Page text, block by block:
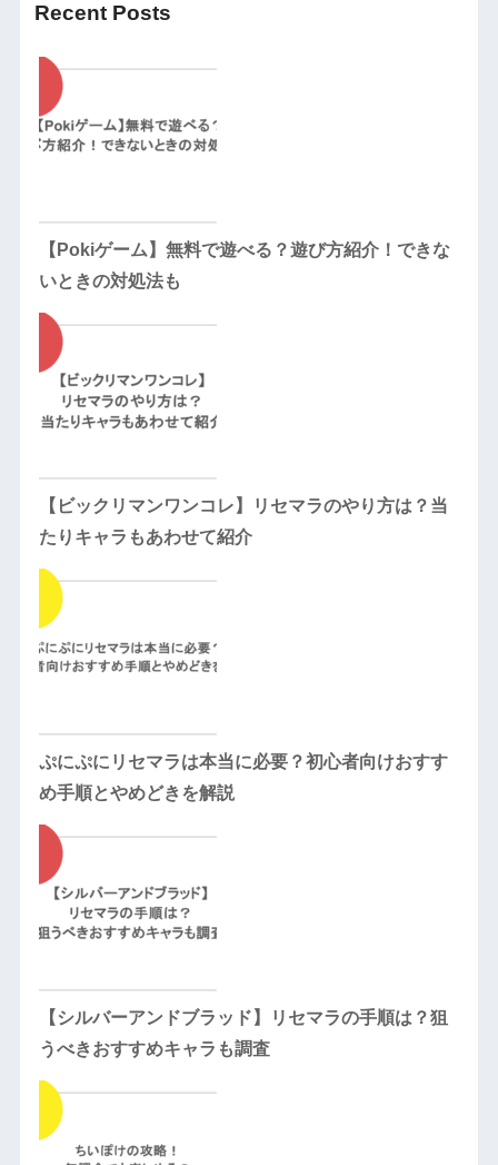
Recent Posts
【Pokiゲーム】無料で遊べる？遊び方紹介！できな
いときの対処法も
【ビックリマンワンコレ】リセマラのやり方は？当
たりキャラもあわせて紹介
ぷにぷにリセマラは本当に必要？初心者向けおすす
め手順とやめどきを解説
【シルバーアンドブラッド】リセマラの手順は？狙
うべきおすすめキャラも調査